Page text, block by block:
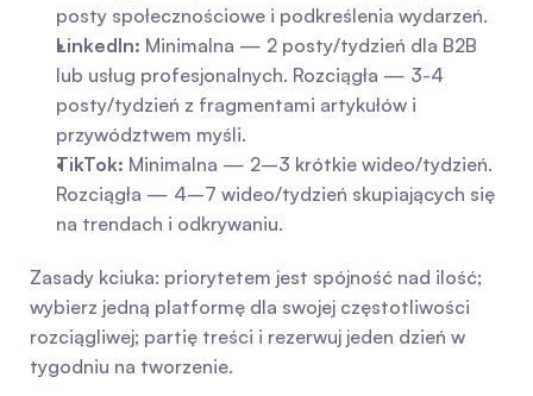
posty społecznościowe i podkreślenia wydarzeń.
LinkedIn: Minimalna — 2 posty/tydzień dla B2B
lub usług profesjonalnych. Rozciągła — 3-4
posty/tydzień z fragmentami artykułów i
przywództwem myśli.
TikTok: Minimalna — 2–3 krótkie wideo/tydzień.
Rozciągła — 4–7 wideo/tydzień skupiających się
na trendach i odkrywaniu.
Zasady kciuka: priorytetem jest spójność nad ilość;
wybierz jedną platformę dla swojej częstotliwości
rozciągliwej; partię treści i rezerwuj jeden dzień w
tygodniu na tworzenie.